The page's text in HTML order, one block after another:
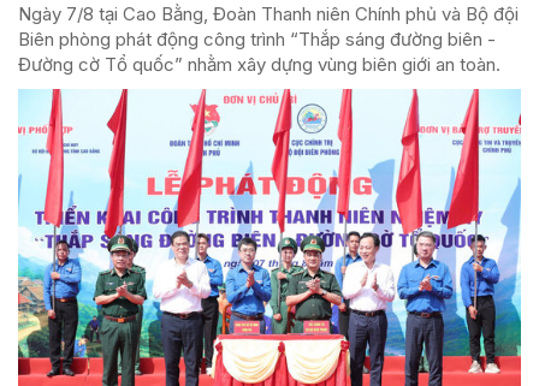
Ngày 7/8 tại Cao Bằng, Đoàn Thanh niên Chính phủ và Bộ đội
Biên phòng phát động công trình “Thắp sáng đường biên -
Đường cờ Tổ quốc” nhằm xây dựng vùng biên giới an toàn.